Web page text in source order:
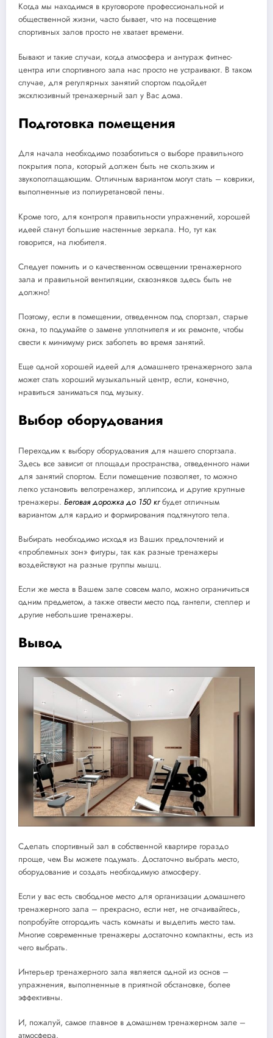
Когда мы находимся в круговороте профессиональной и
общественной жизни, часто бывает, что на посещение
спортивных залов просто не хватает времени.
Бывают и такие случаи, когда атмосфера и антураж фитнес-
центра или спортивного зала нас просто не устраивают. В таком
случае, для регулярных занятий спортом подойдет
эксклюзивный тренажерный зал у Вас дома.
Подготовка помещения
Для начала необходимо позаботиться о выборе правильного
покрытия пола, который должен быть не скользким и
звукопоглащающим. Отличным вариантом могут стать – коврики,
выполненные из полиуретановой пены.
Кроме того, для контроля правильности упражнений, хорошей
идеей станут большие настенные зеркала. Но, тут как
говорится, на любителя.
Следует помнить и о качественном освещении тренажерного
зала и правильной вентиляции, сквозняков здесь быть не
должно!
Поэтому, если в помещении, отведенном под спортзал, старые
окна, то подумайте о замене уплотнителя и их ремонте, чтобы
свести к минимуму риск заболеть во время занятий.
Еще одной хорошей идеей для домашнего тренажерного зала
может стать хороший музыкальный центр, если, конечно,
нравиться заниматься под музыку.
Выбор оборудования
Переходим к выбору оборудования для нашего спортзала.
Здесь все зависит от площади пространства, отведенного нами
для занятий спортом. Если помещение позволяет, то можно
легко установить велотренажер, эллипсоид и другие крупные
тренажеры. Беговая дорожка до 150 кгбудет отличным
вариантом для кардио и формирования подтянутого тела.
Выбирать необходимо исходя из Ваших предпочтений и
«проблемных зон» фигуры, так как разные тренажеры
воздействуют на разные группы мышц.
Если же места в Вашем зале совсем мало, можно ограничиться
одним предметом, а также отвести место под гантели, степлер и
другие небольшие тренажеры.
Вывод
Сделать спортивный зал в собственной квартире гораздо
проще, чем Вы можете подумать. Достаточно выбрать место,
оборудование и создать необходимую атмосферу.
Если у вас есть свободное место для организации домашнего
тренажерного зала – прекрасно, если нет, не отчаивайтесь,
попробуйте отгородить часть комнаты и выделить место там.
Многие современные тренажеры достаточно компактны, есть из
чего выбрать.
Интерьер тренажерного зала является одной из основ –
упражнения, выполненные в приятной обстановке, более
эффективны.
И, пожалуй, самое главное в домашнем тренажерном зале –
атмосфера.